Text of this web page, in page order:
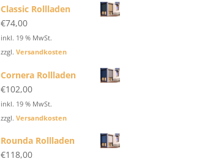
Classic Rollladen
€74,00
inkl. 19 % MwSt.
zzgl.Versandkosten
Cornera Rollladen
€102,00
inkl. 19 % MwSt.
zzgl.Versandkosten
Rounda Rollladen
€118,00